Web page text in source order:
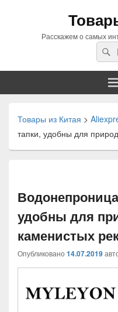
Расскажем о самых
for:
Товары из Китая >
тапки, удобны для
удобны для
каменистых
Опубликовано 14.07.2019